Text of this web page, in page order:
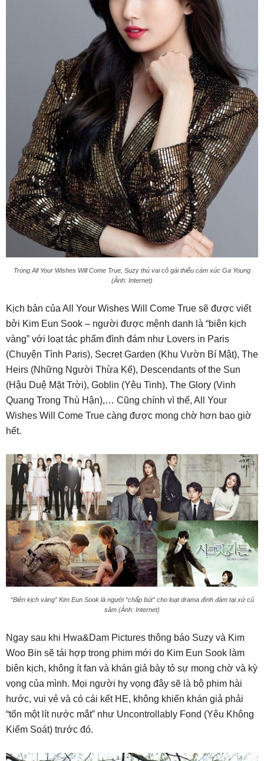
Trong All Your Wishes Will Come True, Suzy thủ vai cô gái thiếu cảm xúc Ga Young
(Ảnh: Internet)
Kịch bản của All Your Wishes Will Come True sẽ được viết
bởi Kim Eun Sook – người được mệnh danh là “biên kịch
vàng” với loạt tác phẩm đình đám như Lovers in Paris
(Chuyện Tình Paris), Secret Garden (Khu Vườn Bí Mật), The
Heirs (Những Người Thừa Kế), Descendants of the Sun
(Hậu Duệ Mặt Trời), Goblin (Yêu Tinh), The Glory (Vinh
Quang Trong Thù Hận),… Cũng chính vì thế, All Your
Wishes Will Come True càng được mong chờ hơn bao giờ
hết.
“Biên kịch vàng” Kim Eun Sook là người “chấp bút” cho loạt drama đình đám tại xứ củ
sâm (Ảnh: Internet)
Ngay sau khi Hwa&Dam Pictures thông báo Suzy và Kim
Woo Bin sẽ tái hợp trong phim mới do Kim Eun Sook làm
biên kịch, không ít fan và khán giả bày tỏ sự mong chờ và kỳ
vọng của mình. Mọi người hy vọng đây sẽ là bộ phim hài
hước, vui vẻ và có cái kết HE, không khiến khán giả phải
“tốn một lít nước mắt” như Uncontrollably Fond (Yêu Không
Kiểm Soát) trước đó.